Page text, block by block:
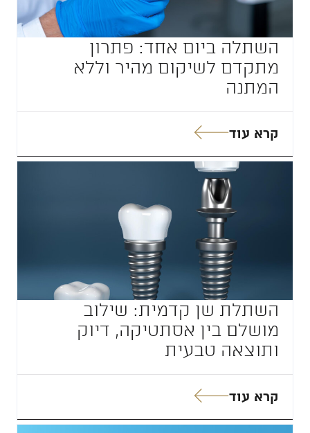
השתלה ביום אחד: פתרון
מתקדם לשיקום מהיר וללא
המתנה
קרא עוד
השתלת שן קדמית: שילוב
מושלם בין אסתטיקה, דיוק
ותוצאה טבעית
קרא עוד